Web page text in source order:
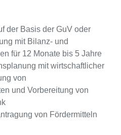
der Basis der GuV oder
mit Bilanz- und
für 12 Monate bis 5 Jahre
mit wirtschaftlicher
von
und Vorbereitung von
von Fördermitteln